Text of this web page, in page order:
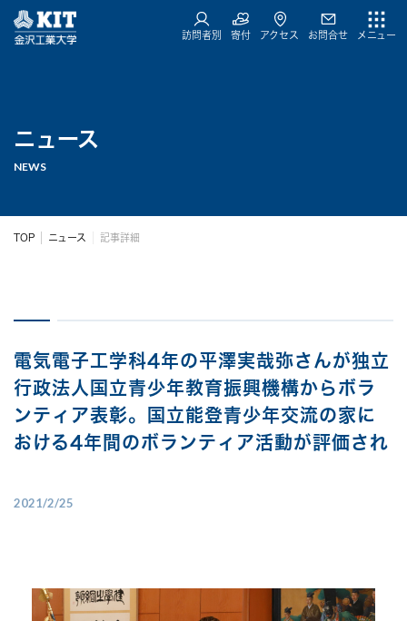
訪問者別 寄付 アクセス お問合せ メニュー
ニュース
NEWS
TOP ニュース 記事詳細
電気電子工学科4年の平澤実哉弥さんが独立
行政法人国立青少年教育振興機構からボラ
ンティア表彰。国立能登青少年交流の家に
おける4年間のボランティア活動が評価され
2021/2/25